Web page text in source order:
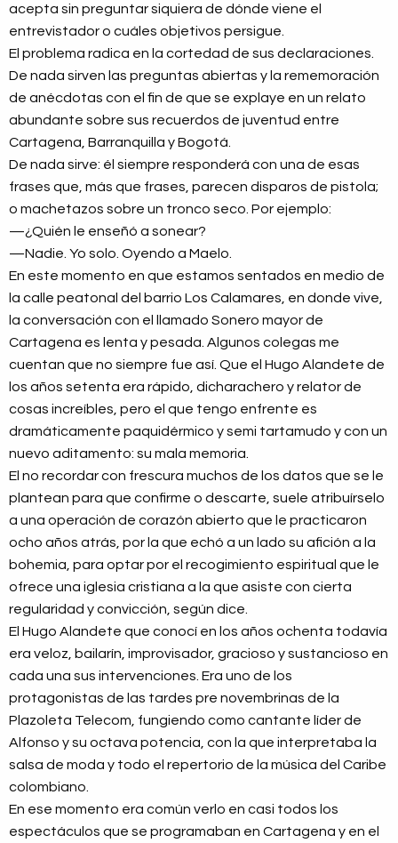
acepta sin preguntar siquiera de dónde viene el
entrevistador o cuáles objetivos persigue.
El problema radica en la cortedad de sus declaraciones.
De nada sirven las preguntas abiertas y la rememoración
de anécdotas con el fin de que se explaye en un relato
abundante sobre sus recuerdos de juventud entre
Cartagena, Barranquilla y Bogotá.
De nada sirve: él siempre responderá con una de esas
frases que, más que frases, parecen disparos de pistola;
o machetazos sobre un tronco seco. Por ejemplo:
—¿Quién le enseñó a sonear?
—Nadie. Yo solo. Oyendo a Maelo.
En este momento en que estamos sentados en medio de
la calle peatonal del barrio Los Calamares, en donde vive,
la conversación con el llamado Sonero mayor de
Cartagena es lenta y pesada. Algunos colegas me
cuentan que no siempre fue así. Que el Hugo Alandete de
los años setenta era rápido, dicharachero y relator de
cosas increíbles, pero el que tengo enfrente es
dramáticamente paquidérmico y semi tartamudo y con un
nuevo aditamento: su mala memoria.
El no recordar con frescura muchos de los datos que se le
plantean para que confirme o descarte, suele atribuírselo
a una operación de corazón abierto que le practicaron
ocho años atrás, por la que echó a un lado su afición a la
bohemia, para optar por el recogimiento espiritual que le
ofrece una iglesia cristiana a la que asiste con cierta
regularidad y convicción, según dice.
El Hugo Alandete que conocí en los años ochenta todavía
era veloz, bailarín, improvisador, gracioso y sustancioso en
cada una sus intervenciones. Era uno de los
protagonistas de las tardes pre novembrinas de la
Plazoleta Telecom, fungiendo como cantante líder de
Alfonso y su octava potencia, con la que interpretaba la
salsa de moda y todo el repertorio de la música del Caribe
colombiano.
En ese momento era común verlo en casi todos los
espectáculos que se programaban en Cartagena y en el